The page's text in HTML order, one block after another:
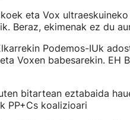
eta Vox
Beraz, ekimenak ez du
Podemos-IUk
Voxen babesarekin. EH
bitartean eztabaida
PP+Cs koalizioari